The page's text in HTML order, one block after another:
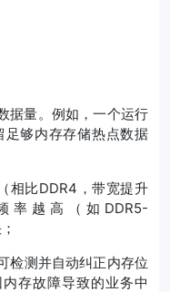
据量。例如，一个运行
足够内存存储热点数据
相比DDR4，带宽提升
率越高（如DDR5-
检测并自动纠正内存位
存故障导致的业务中